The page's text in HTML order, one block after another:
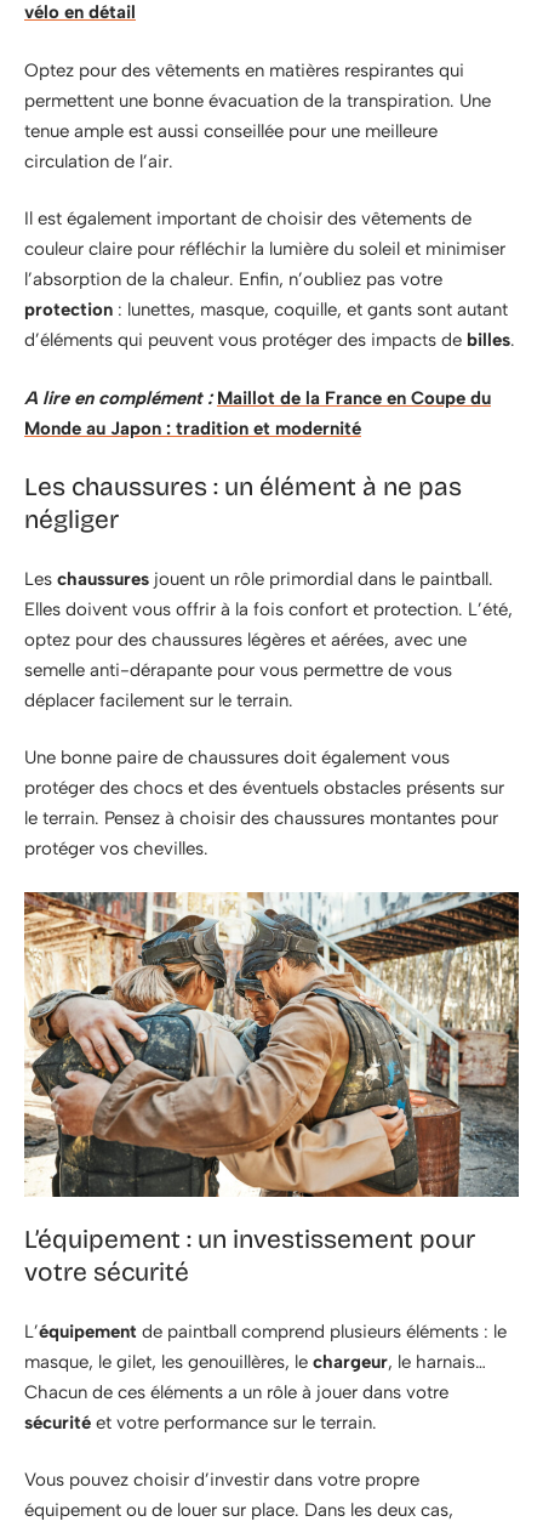
vélo en détail
Optez pour des vêtements en matières respirantes qui
permettent une bonne évacuation de la transpiration. Une
tenue ample est aussi conseillée pour une meilleure
circulation de l’air.
Il est également important de choisir des vêtements de
couleur claire pour réfléchir la lumière du soleil et minimiser
l’absorption de la chaleur. Enfin, n’oubliez pas votre
protection : lunettes, masque, coquille, et gants sont autant
d’éléments qui peuvent vous protéger des impacts de billes.
A lire en complément : Maillot de la France en Coupe du
Monde au Japon : tradition et modernité
Les chaussures : un élément à ne pas
négliger
Les chaussures jouent un rôle primordial dans le paintball.
Elles doivent vous offrir à la fois confort et protection. L’été,
optez pour des chaussures légères et aérées, avec une
semelle anti-dérapante pour vous permettre de vous
déplacer facilement sur le terrain.
Une bonne paire de chaussures doit également vous
protéger des chocs et des éventuels obstacles présents sur
le terrain. Pensez à choisir des chaussures montantes pour
protéger vos chevilles.
L’équipement : un investissement pour
votre sécurité
L’équipement de paintball comprend plusieurs éléments : le
masque, le gilet, les genouillères, le chargeur, le harnais…
Chacun de ces éléments a un rôle à jouer dans votre
sécurité et votre performance sur le terrain.
Vous pouvez choisir d’investir dans votre propre
équipement ou de louer sur place. Dans les deux cas,